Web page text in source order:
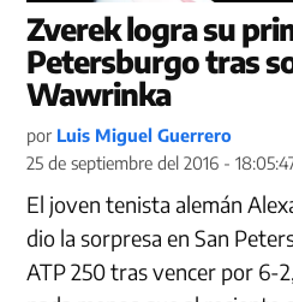
Zverek logra su
Petersburgo tras
Wawrinka
por Luis Miguel Guerrero
25 de septiembre del 2016 -
El joven tenista alemán
dio la sorpresa en San
ATP 250 tras vencer por 6-